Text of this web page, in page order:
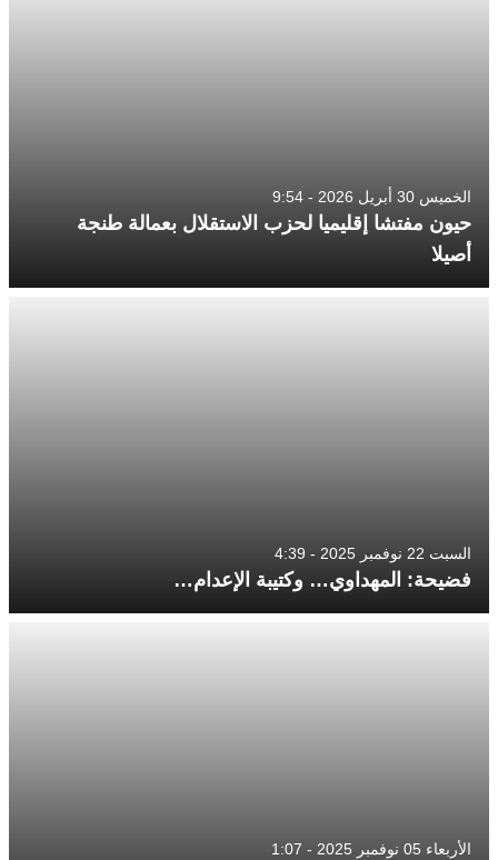
الخميس 30 أبريل 2026 - 9:54
حيون مفتشا إقليميا لحزب الاستقلال بعمالة طنجة
أصيلا
السبت 22 نوفمبر 2025 - 4:39
فضيحة: المهداوي… وكتيبة الإعدام…
الأربعاء 05 نوفمبر 2025 - 1:07